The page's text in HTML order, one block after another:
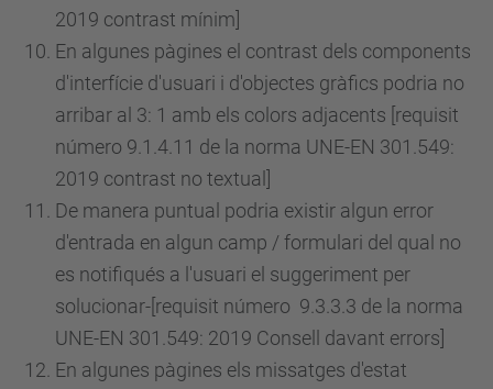
2019 contrast mínim]
En algunes pàgines el contrast dels components
d'interfície d'usuari i d'objectes gràfics podria no
arribar al 3: 1 amb els colors adjacents [requisit
número 9.1.4.11 de la norma UNE-EN 301.549:
2019 contrast no textual]
De manera puntual podria existir algun error
d'entrada en algun camp / formulari del qual no
es notifiqués a l'usuari el suggeriment per
solucionar-[requisit número 9.3.3.3 de la norma
UNE-EN 301.549: 2019 Consell davant errors]
En algunes pàgines els missatges d'estat